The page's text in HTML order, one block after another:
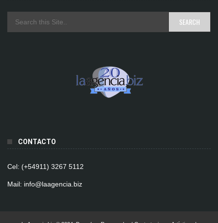
CONTACTO
Cel: (+54911) 3267 5112
Mail: info@laagencia.biz